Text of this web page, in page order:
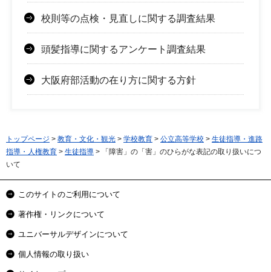
校則等の点検・見直しに関する調査結果
頭髪指導に関するアンケート調査結果
大阪府部活動の在り方に関する方針
トップページ > 教育・文化・観光 > 学校教育 > 公立高等学校 > 生徒指導・進路
指導・人権教育 > 生徒指導 > 「障害」の「害」のひらがな表記の取り扱いにつ
いて
このサイトのご利用について
著作権・リンクについて
ユニバーサルデザインについて
個人情報の取り扱い